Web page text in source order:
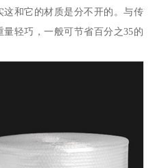
和它的材质是分不开的。与传
轻巧，一般可节省百分之35的